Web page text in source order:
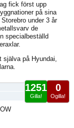
fick först upp
på sina
under 3 år
de
specialbeställd
själva på Hyundai,
0
Ogilla!
1251
Gilla!